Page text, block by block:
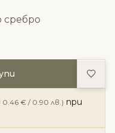
0.46 € / 0.90 лв.) при